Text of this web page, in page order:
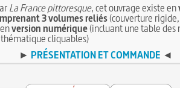
La France pittoresque, cet ouvrage existe en
3 volumes reliés(couverture
version numérique(incluant une table des
cliquables)
► PRÉSENTATION ET COMMANDE ◄